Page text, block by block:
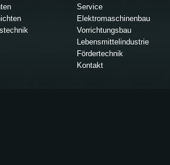
Ser­vice
Elek­tro­ma­schi­nen­bau
Vor­rich­tungs­bau
Le­bens­mit­tel­in­dus­trie
För­der­tech­nik
Kon­takt